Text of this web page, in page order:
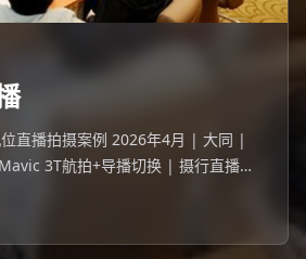
直播拍摄案例 2026年4月 | 大同 |
3T航拍+导播切换 | 摄行直播大
的合唱音乐会活动，线下观众座无虚
观看。